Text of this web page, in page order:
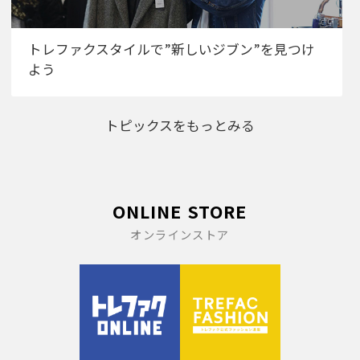
トレファクスタイルで”新しいジブン”を見つけ
よう
トピックスをもっとみる
ONLINE STORE
オンラインストア